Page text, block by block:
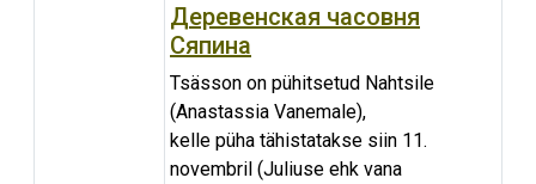
Деревенская часовня
Сяпина
Tsässon on pühitsetud Nahtsile
(Anastassia Vanemale),
kelle püha tähistatakse siin 11.
novembril (Juliuse ehk vana